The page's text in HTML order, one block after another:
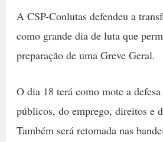
A CSP-Conlutas defendeu a
como grande dia de luta que
preparação de uma Greve Geral.
O dia 18 terá como mote a
públicos, do emprego, direitos e
Também será retomada nas